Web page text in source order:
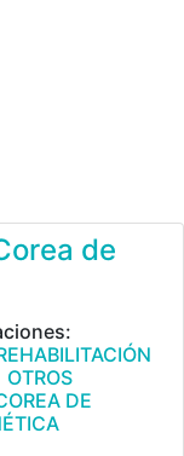
de
OTROS
DE